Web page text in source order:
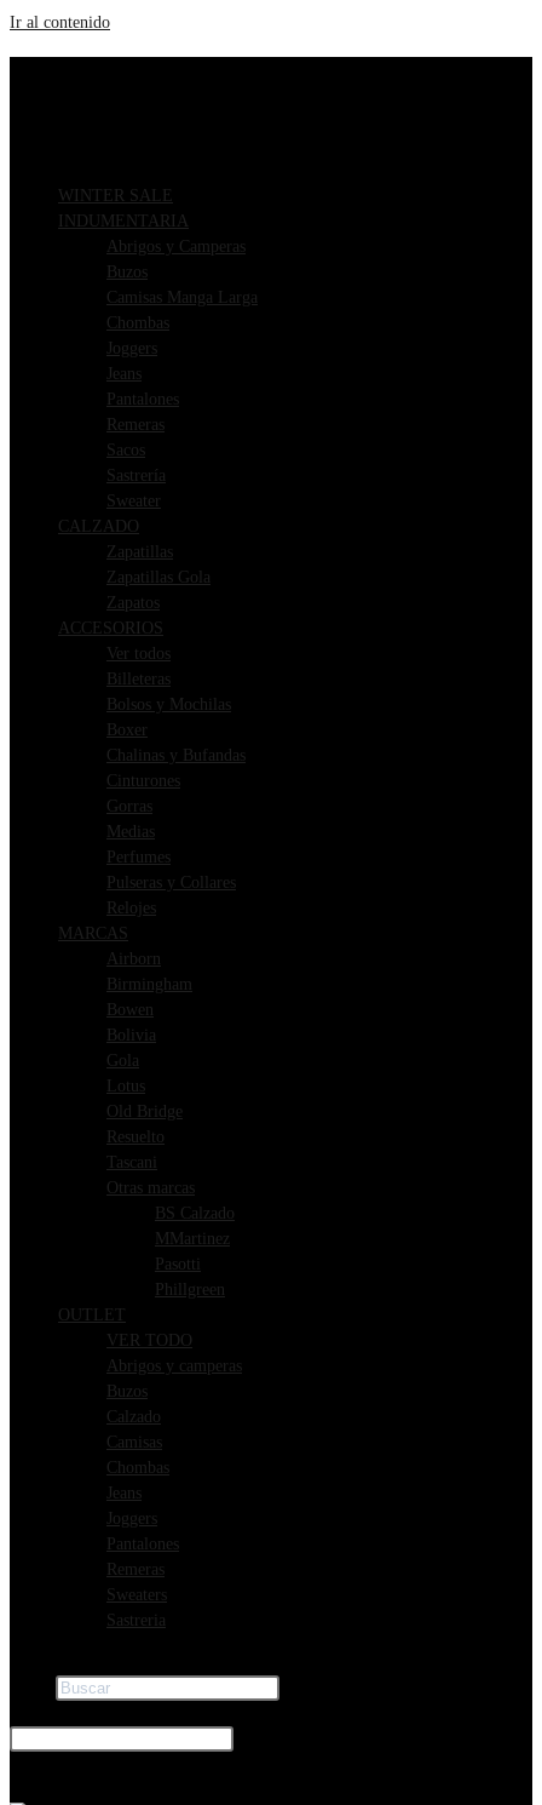
Ir al contenido
WINTER SALE
INDUMENTARIA
Abrigos y Camperas
Buzos
Camisas Manga Larga
Chombas
Joggers
Jeans
Pantalones
Remeras
Sacos
Sastrería
Sweater
CALZADO
Zapatillas
Zapatillas Gola
Zapatos
ACCESORIOS
Ver todos
Billeteras
Bolsos y Mochilas
Boxer
Chalinas y Bufandas
Cinturones
Gorras
Medias
Perfumes
Pulseras y Collares
Relojes
MARCAS
Airborn
Birmingham
Bowen
Bolivia
Gola
Lotus
Old Bridge
Resuelto
Tascani
Otras marcas
BS Calzado
MMartinez
Pasotti
Phillgreen
OUTLET
VER TODO
Abrigos y camperas
Buzos
Calzado
Camisas
Chombas
Jeans
Joggers
Pantalones
Remeras
Sweaters
Sastreria